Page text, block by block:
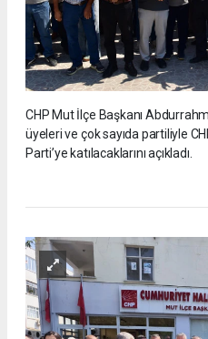
CHP Mut İlçe Başkanı
üyeleri ve çok sayıda partiliyle
Parti’ye katılacaklarını açıkladı.